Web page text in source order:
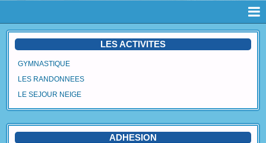
Page d'accueil
Album
LES ACTIVITES
GYMNASTIQUE
LES RANDONNEES
LE SEJOUR NEIGE
ADHESION